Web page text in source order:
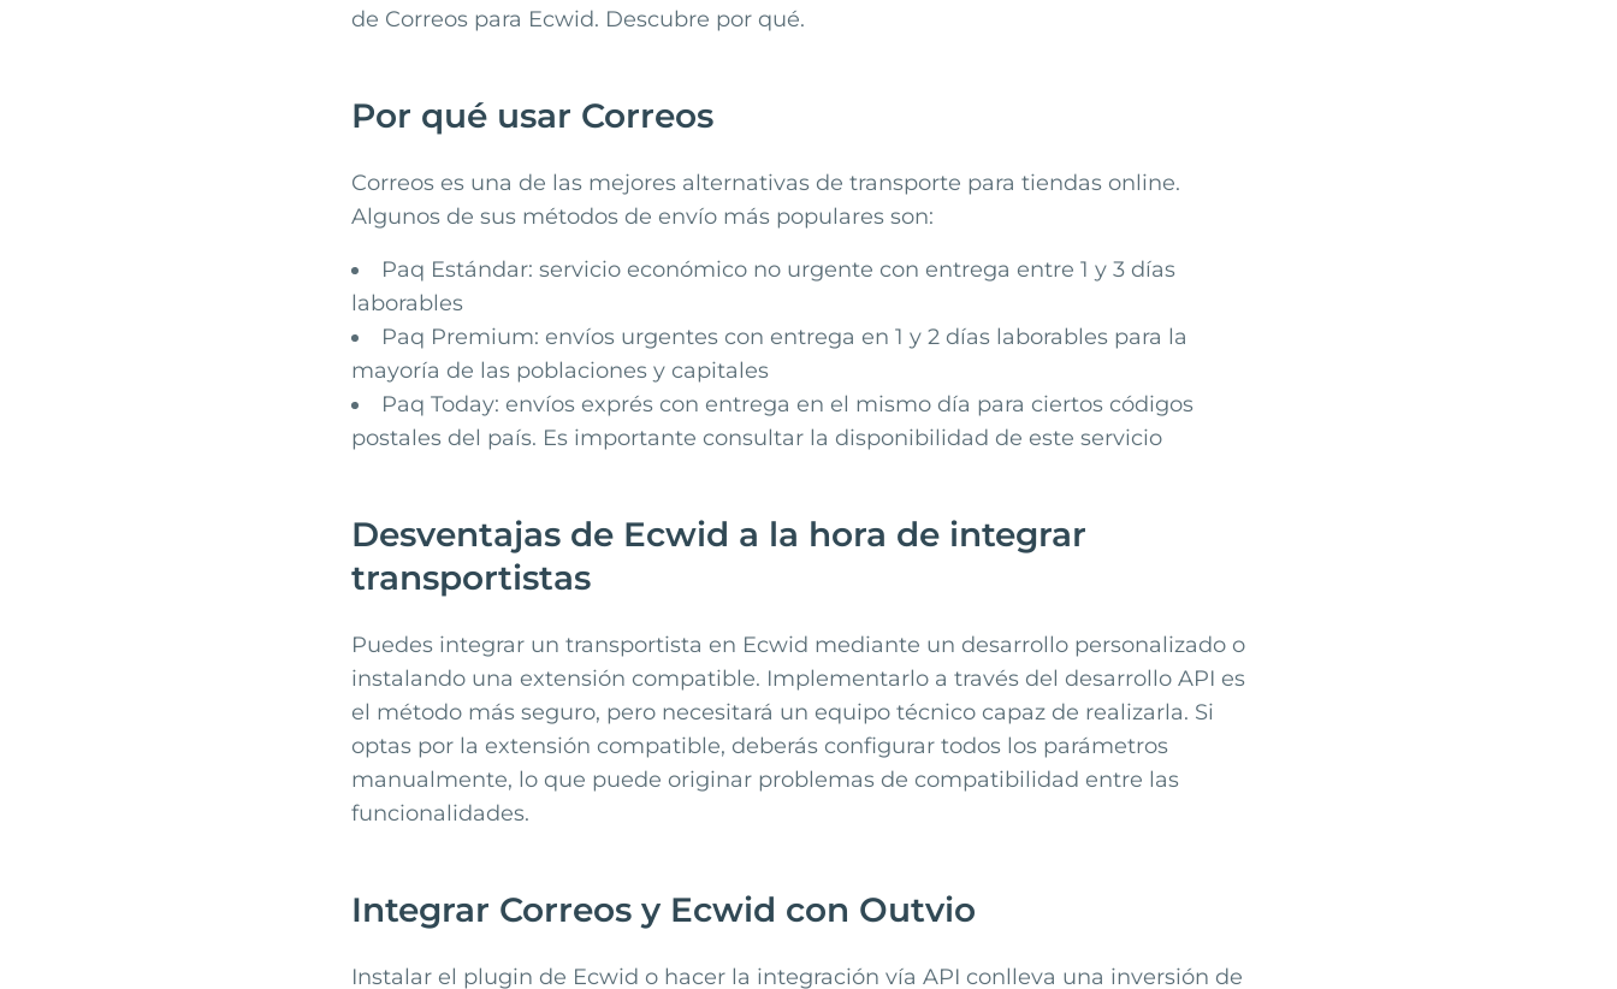
de Correos para Ecwid. Descubre por qué.
Por qué usar Correos
Correos es una de las mejores alternativas de transporte para tiendas online.
Algunos de sus métodos de envío más populares son:
Paq Estándar: servicio económico no urgente con entrega entre 1 y 3 días
laborables
Paq Premium: envíos urgentes con entrega en 1 y 2 días laborables para la
mayoría de las poblaciones y capitales
Paq Today: envíos exprés con entrega en el mismo día para ciertos códigos
postales del país. Es importante consultar la disponibilidad de este servicio
Desventajas de Ecwid a la hora de integrar
transportistas
Puedes integrar un transportista en Ecwid mediante un desarrollo personalizado o
instalando una extensión compatible. Implementarlo a través del desarrollo API es
el método más seguro, pero necesitará un equipo técnico capaz de realizarla. Si
optas por la extensión compatible, deberás configurar todos los parámetros
manualmente, lo que puede originar problemas de compatibilidad entre las
funcionalidades.
Integrar Correos y Ecwid con Outvio
Instalar el plugin de Ecwid o hacer la integración vía API conlleva una inversión de